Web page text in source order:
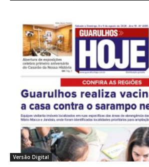
Versão Digital